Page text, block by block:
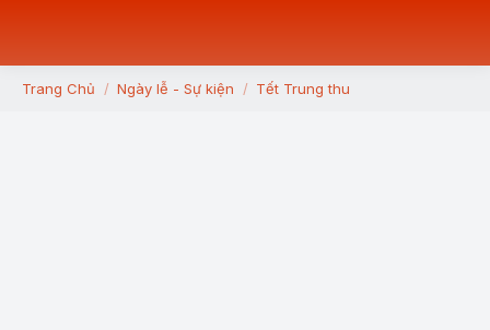
You are here:
Trang Chủ Ngày lễ - Sự kiện Tết Trung thu